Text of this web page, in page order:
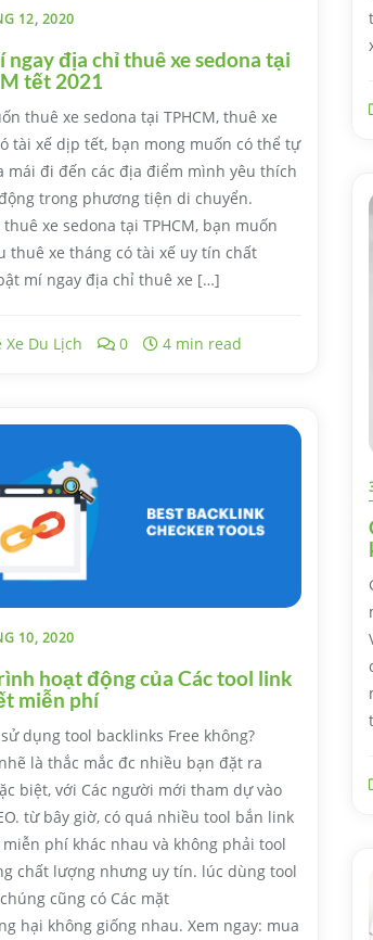
12, 2020
ngay địa chỉ thuê xe sedona tại
tết 2021
thuê xe sedona tại TPHCM, thuê xe
tài xế dịp tết, bạn mong muốn có thể tự
mái đi đến các địa điểm mình yêu thích
trong phương tiện di chuyển.
thuê xe sedona tại TPHCM, bạn muốn
thuê xe tháng có tài xế uy tín chất
mí ngay địa chỉ thuê xe […]
Xe Du Lịch 0 4 min read
10, 2020
hoạt động của Các tool link
miễn phí
dụng tool backlinks Free không?
là thắc mắc đc nhiều bạn đặt ra
biệt, với Các người mới tham dự vào
từ bây giờ, có quá nhiều tool bắn link
phí khác nhau và không phải tool
chất lượng nhưng uy tín. lúc dùng tool
cũng có Các mặt
hại không giống nhau. Xem ngay: mua